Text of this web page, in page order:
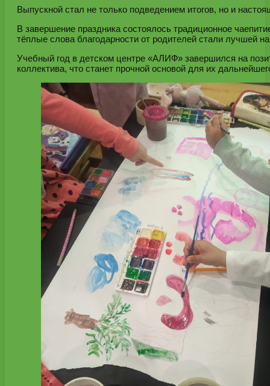
Выпускной стал не только подведением итогов, но и
В завершение праздника состоялось традиционное
тёплые слова благодарности от родителей стали лучшей
Учебный год в детском центре «АЛИФ» завершился на
коллектива, что станет прочной основой для их